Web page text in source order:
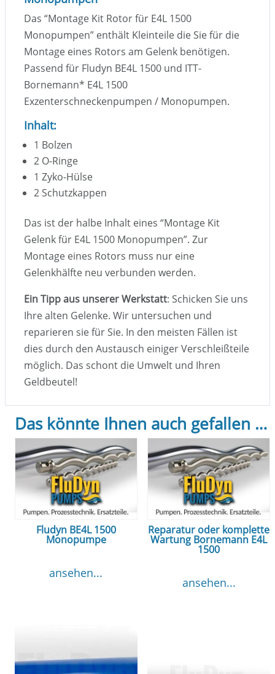
Das “Montage Kit Rotor für E4L 1500
Monopumpen” enthält Kleinteile die Sie für die
Montage eines Rotors am Gelenk benötigen.
Passend für Fludyn BE4L 1500 und ITT-
Bornemann* E4L 1500
Exzenterschneckenpumpen / Monopumpen.
Inhalt:
1 Bolzen
2 O-Ringe
1 Zyko-Hülse
2 Schutzkappen
Das ist der halbe Inhalt eines “Montage Kit
Gelenk für E4L 1500 Monopumpen”. Zur
Montage eines Rotors muss nur eine
Gelenkhälfte neu verbunden werden.
Ein Tipp aus unserer Werkstatt: Schicken Sie uns
Ihre alten Gelenke. Wir untersuchen und
reparieren sie für Sie. In den meisten Fällen ist
dies durch den Austausch einiger Verschleißteile
möglich. Das schont die Umwelt und Ihren
Geldbeutel!
Das könnte Ihnen auch gefallen …
Fludyn BE4L 1500
Monopumpe
ansehen...
Reparatur oder komplette
Wartung Bornemann E4L
1500
ansehen...